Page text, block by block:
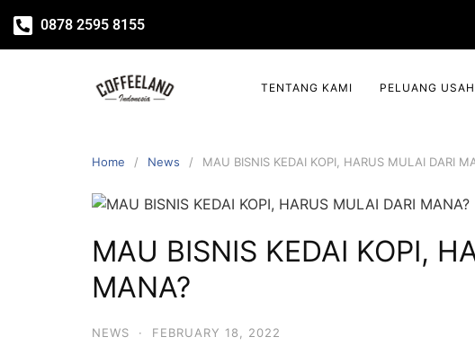
0878 2595 8155
TENTANG KAMI PELUANG
Home News MAU BISNIS KEDAI KOPI, HARUS MULAI DARI
MAU BISNIS KEDAI KOPI,
MANA?
NEWS · FEBRUARY 18, 2022